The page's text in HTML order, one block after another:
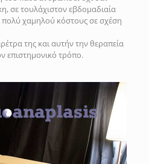
σε τουλάχιστον εβδομαδιαία
πολύ χαμηλού κόστους σε σχέση
της και αυτήν την θεραπεία
επιστημονικό τρόπο.